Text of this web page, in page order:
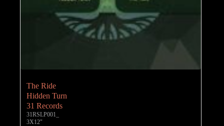
The Ride
Hidden Turn
31 Records
31RSLP001_
3X12"